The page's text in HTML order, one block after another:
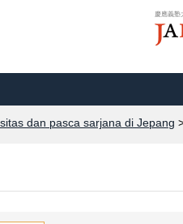
慶應義塾
dan pasca sarjana di Jepang